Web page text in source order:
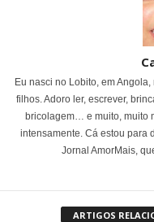
Eu nasci no Lobito, em
filhos. Adoro ler, escrever,
bricolagem… e muito, muito
intensamente. Cá estou para
Jornal AmorMais,
ARTIGOS